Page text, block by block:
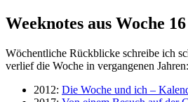
Weeknotes aus Woche 16
Wöchentliche Rückblicke schreibe ich
verlief die Woche in vergangenen Jahren:
2012: Die Woche und ich –